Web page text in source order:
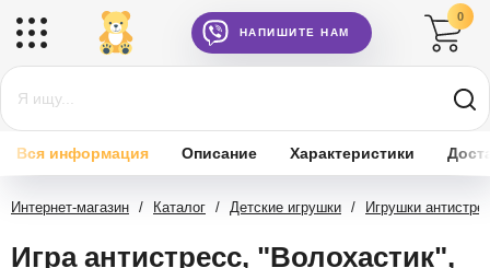
НАПИШИТЕ НАМ
0
Вся информация Описание Характеристики
Интернет-магазин / Каталог / Детские игрушки / Игрушки
Игра антистресс, "Волохастик",